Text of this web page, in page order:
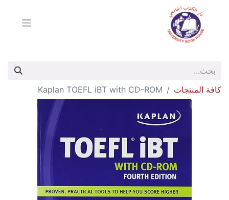
كافة المنتجات Kaplan TOEFL iBT with CD-ROM